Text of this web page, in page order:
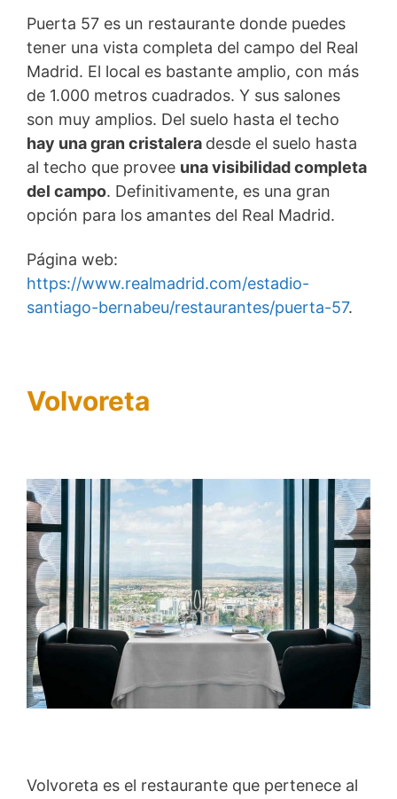
Puerta 57 es un restaurante donde puedes
tener una vista completa del campo del Real
Madrid. El local es bastante amplio, con más
de 1.000 metros cuadrados. Y sus salones
son muy amplios. Del suelo hasta el techo
hay una gran cristalera desde el suelo hasta
al techo que provee una visibilidad completa
del campo. Definitivamente, es una gran
opción para los amantes del Real Madrid.
Página web:
https://www.realmadrid.com/estadio-
santiago-bernabeu/restaurantes/puerta-57.
Volvoreta
Volvoreta es el restaurante que pertenece al